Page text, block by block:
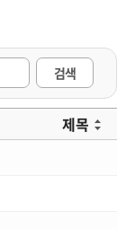
검색
제목